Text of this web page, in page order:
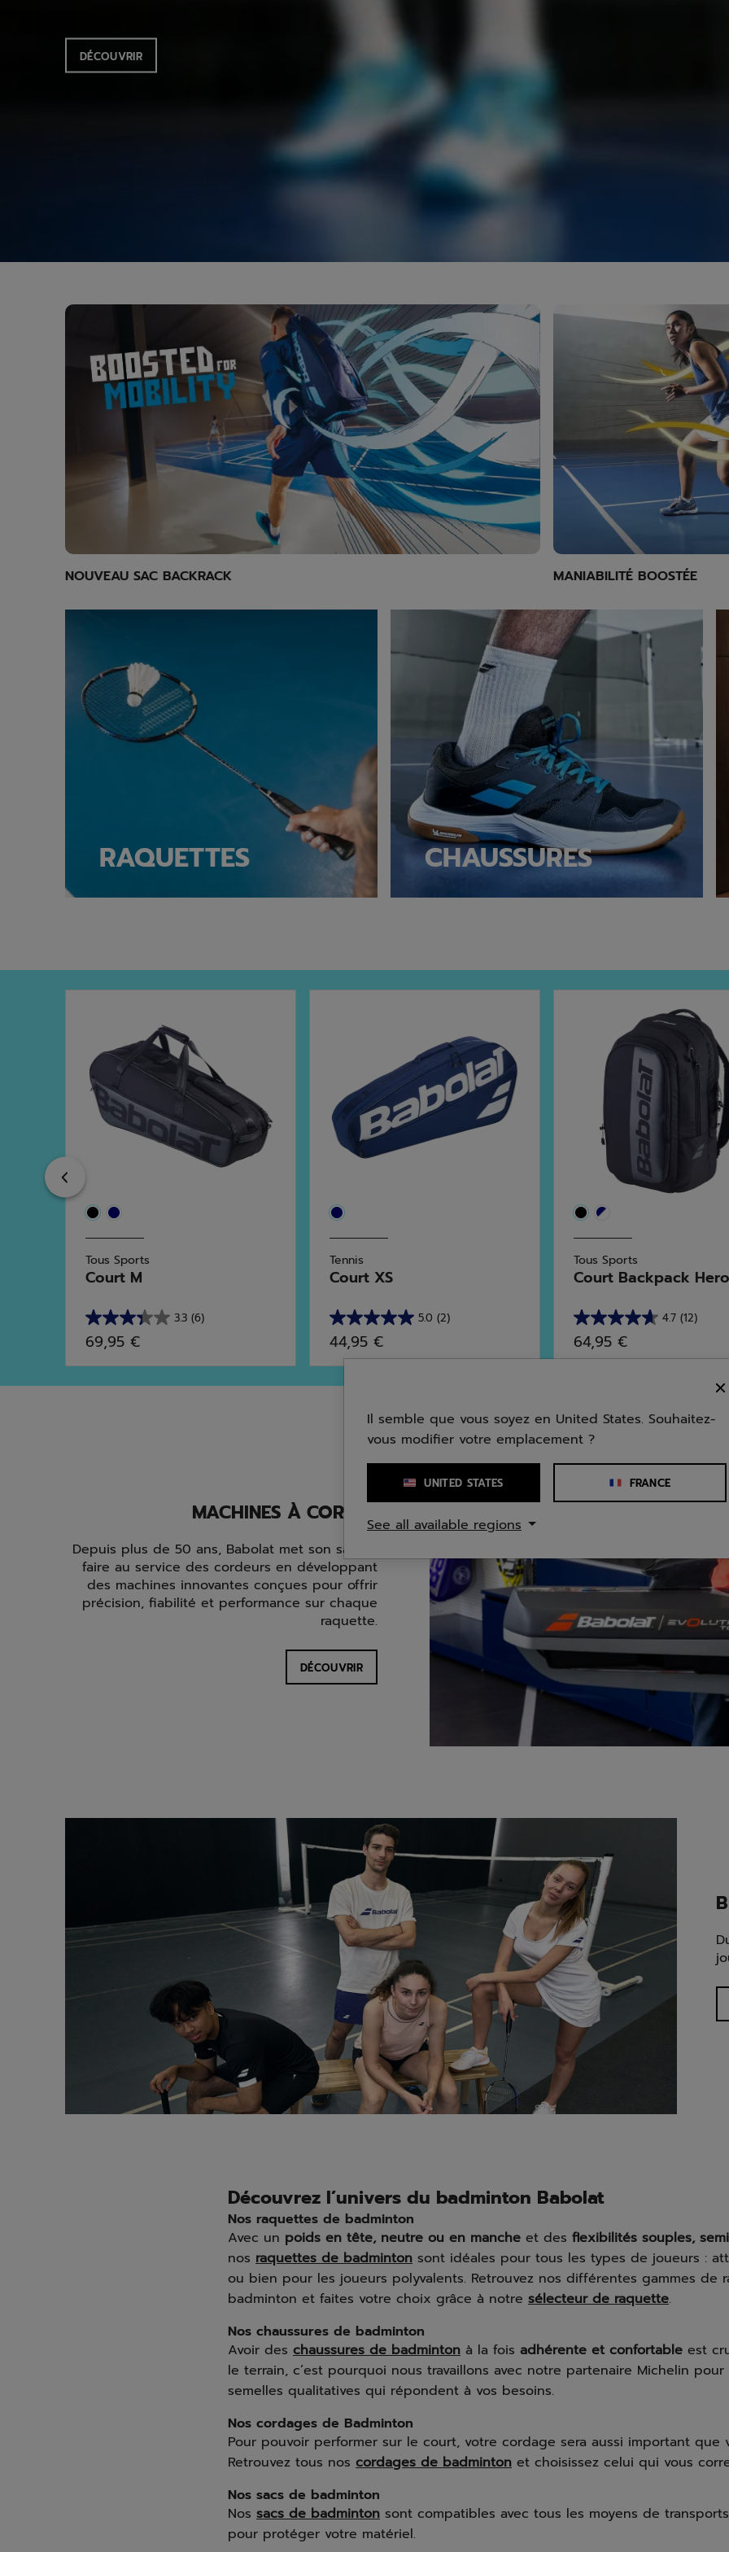
DÉCOUVRIR
NOUVEAU SAC BACKRACK MANIABILITÉ BOOSTÉE
RAQUETTES
Chaussures
CHAUSSURES
Tous Sports
Court M
3.3 (6)
3.3
sur
5
étoiles.
69,95 €
Tennis
Court XS
5.0 (2)
5.0
sur
5
étoiles.
44,95 €
Tous Sports
Court Backpack Hero
4.7 (12)
4.7
sur
avis
64,95 €
MACHINES À CORDER
Depuis plus de 50 ans, Babolat met son savoir-
faire au service des cordeurs en développant
des machines innovantes conçues pour offrir
précision, fiabilité et performance sur chaque
raquette.
DÉCOUVRIR
Découvrez l’univers du badminton Babolat
Nos raquettes de badminton
Avec un poids en tête, neutre ou en manche et des flexibilités souples,
nos raquettes de badminton sont idéales pour tous les types de joueurs :
ou bien pour les joueurs polyvalents. Retrouvez nos différentes gammes de
badminton et faites votre choix grâce à notre sélecteur de raquette.
Nos chaussures de badminton
Avoir des chaussures de badminton à la fois adhérente et confortable est
le terrain, c’est pourquoi nous travaillons avec notre partenaire Michelin
semelles qualitatives qui répondent à vos besoins.
Nos cordages de Badminton
Pour pouvoir performer sur le court, votre cordage sera aussi important que
Retrouvez tous nos cordages de badminton et choisissez celui qui vous
Nos sacs de badminton
Nos sacs de badminton sont compatibles avec tous les moyens de
pour protéger votre matériel.
Il semble que vous soyez en United States. Souhaitez-
vous modifier votre emplacement ?
UNITED STATES FRANCE
See all available regions